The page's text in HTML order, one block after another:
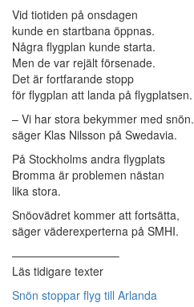
Vid tiotiden på onsdagen
kunde en startbana öppnas.
Några flygplan kunde starta.
Men de var rejält försenade.
Det är fortfarande stopp
för flygplan att landa på flygplatsen.
– Vi har stora bekymmer med snön.
säger Klas Nilsson på Swedavia.
På Stockholms andra flygplats
Bromma är problemen nästan
lika stora.
Snöovädret kommer att fortsätta,
säger väderexperterna på SMHI.
—————————–
Läs tidigare texter
Snön stoppar flyg till Arlanda